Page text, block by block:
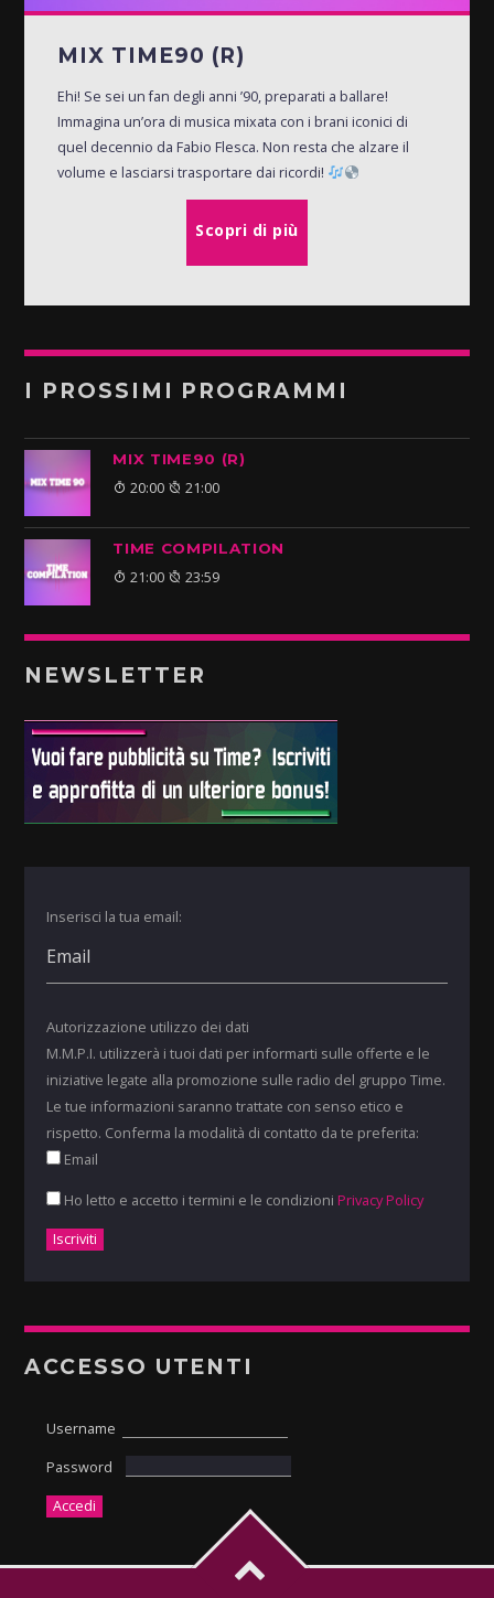
MIX TIME90 (R)
Ehi! Se sei un fan degli anni ’90, preparati a ballare!
Immagina un’ora di musica mixata con i brani iconici di
quel decennio da Fabio Flesca. Non resta che alzare il
volume e lasciarsi trasportare dai ricordi!
Scopri di più
I PROSSIMI PROGRAMMI
MIX TIME90 (R)
20:00 21:00
TIME COMPILATION
21:00 23:59
NEWSLETTER
Inserisci la tua email:
Autorizzazione utilizzo dei dati
M.M.P.I. utilizzerà i tuoi dati per informarti sulle offerte e le
iniziative legate alla promozione sulle radio del gruppo Time.
Le tue informazioni saranno trattate con senso etico e
rispetto. Conferma la modalità di contatto da te preferita:
Email
Ho letto e accetto i termini e le condizioni Privacy Policy
ACCESSO UTENTI
Username
Password